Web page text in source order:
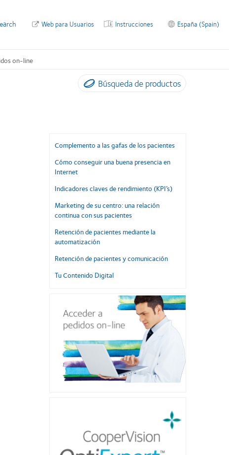
España (Spain)
Instrucciones
Web para Usuarios
on-line
Búsqueda de productos
Complemento a las gafas de los pacientes
Cómo conseguir una buena presencia en
Internet
Indicadores claves de rendimiento (KPI’s)
Marketing de su centro: una relación
continua con sus pacientes
Retención de pacientes mediante la
automatización
Retención de pacientes y comunicación
Tu Contenido Digital